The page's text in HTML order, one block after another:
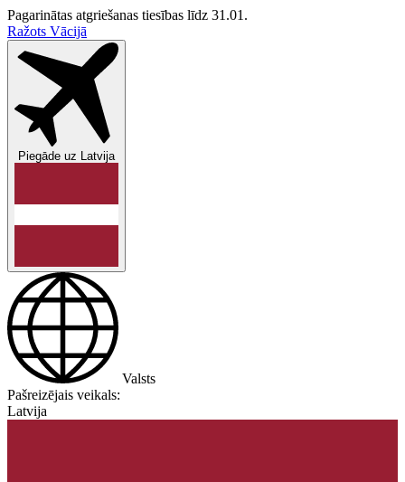
Pagarinātas atgriešanas tiesības līdz 31.01.
Ražots Vācijā
Piegāde uz Latvija
Valsts
Pašreizējais veikals:
Latvija